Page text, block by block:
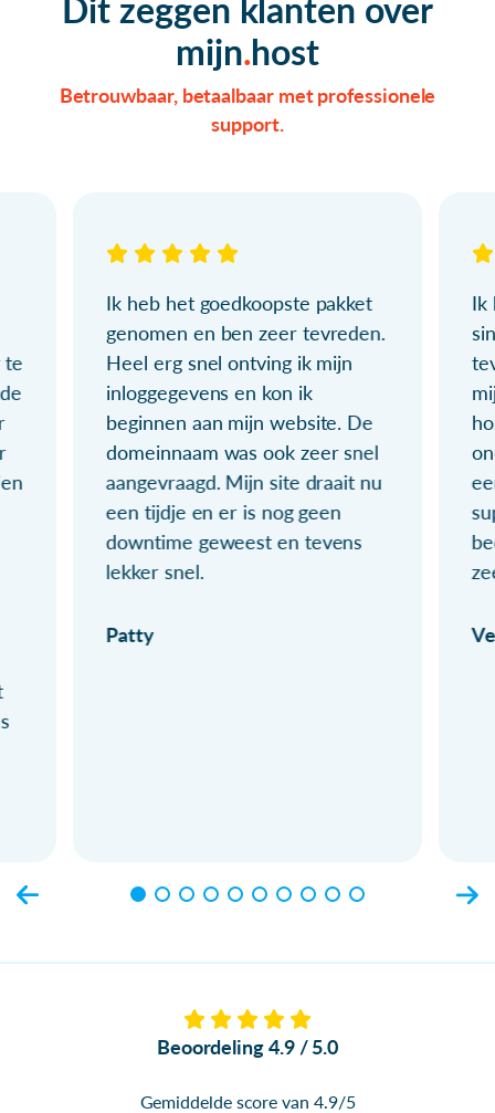
Dit zeggen klanten over
mijn host
Betrouwbaar, betaalbaar met professionele
support.
te
Ik heb het goedkoopste pakket
genomen en ben zeer tevreden.
Heel erg snel ontving ik mijn
inloggegevens en kon ik
beginnen aan mijn website. De
domeinnaam was ook zeer snel
aangevraagd. Mijn site draait nu
een tijdje en er is nog geen
downtime geweest en tevens
lekker snel.
Patty
Ik
Beoordeling 4.9 / 5.0
Gemiddelde score van 4.9/5